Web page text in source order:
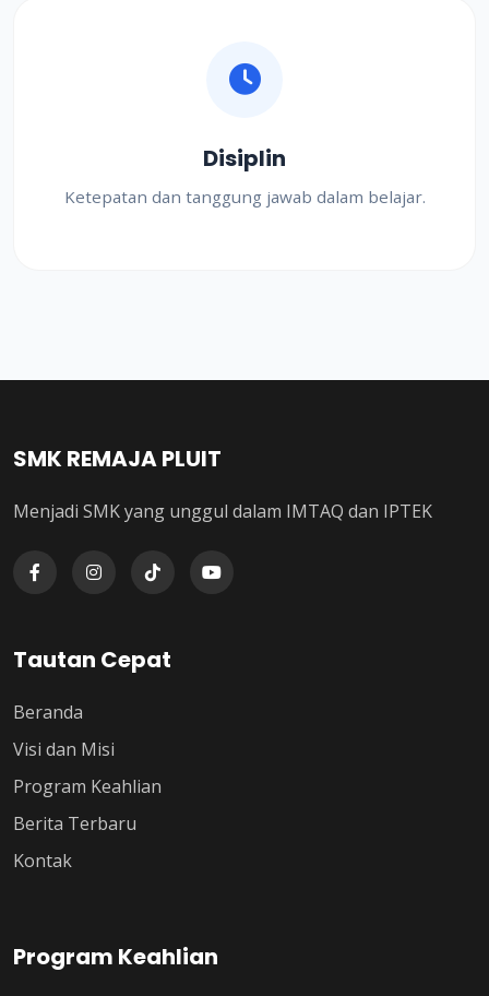
Disiplin
Ketepatan dan tanggung jawab dalam belajar.
SMK REMAJA PLUIT
Menjadi SMK yang unggul dalam IMTAQ dan IPTEK
Tautan Cepat
Beranda
Visi dan Misi
Program Keahlian
Berita Terbaru
Kontak
Program Keahlian